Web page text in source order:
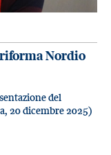
Nordio
del
20 dicembre 2025)